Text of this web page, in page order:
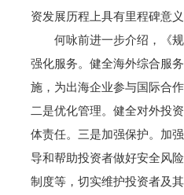
资发展历程上具有里程碑意义
何咏前进一步介绍，《
强化服务。健全海外综合服
施，为出海企业参与国际合
二是优化管理。健全对外投
体责任。三是加强保护。加
导和帮助投资者做好安全风
制度等，切实维护投资者及